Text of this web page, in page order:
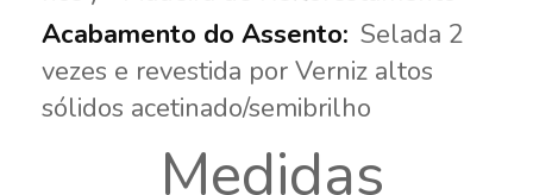
Selada 2
vezes e revestida por Verniz altos
sólidos acetinado/semibrilho
Medidas